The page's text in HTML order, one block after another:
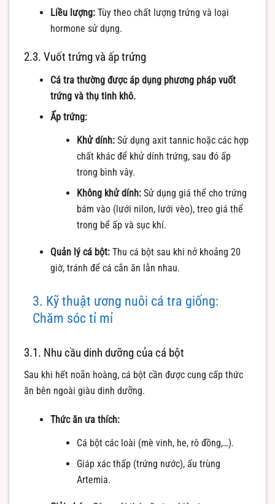
Liều lượng:Tùy theo chất lượng trứng và loại
hormone sử dụng.
2.3. Vuốt trứng và ấp trứng
Cá tra thường được áp dụng phương pháp vuốt
trứng và thụ tinh khô.
Ấp trứng:
Khử dính:Sử dụng axit tannic hoặc các hợp
chất khác để khử dính trứng, sau đó ấp
trong bình vây.
Không khử dính:Sử dụng giá thể cho trứng
bám vào (lưới nilon, lưới vèo), treo giá thể
trong bể ấp và sục khí.
Quản lý cá bột:Thu cá bột sau khi nở khoảng 20
giờ, tránh để cá cắn ăn lẫn nhau.
3. Kỹ thuật ương nuôi cá tra giống:
Chăm sóc tỉ mỉ
3.1. Nhu cầu dinh dưỡng của cá bột
Sau khi hết noãn hoàng, cá bột cần được cung cấp thức
ăn bên ngoài giàu dinh dưỡng.
Thức ăn ưa thích:
Cá bột các loài (mè vinh, he, rô đồng,…).
Giáp xác thấp (trứng nước), ấu trùng
Artemia.